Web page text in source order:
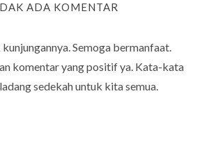
ADA KOMENTAR
Semoga bermanfaat.
komentar yang positif ya. Kata-kata
sedekah untuk kita semua.